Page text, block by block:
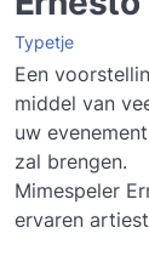
Typetje
Een
middel van
uw
zal brengen.
Mimespeler
ervaren